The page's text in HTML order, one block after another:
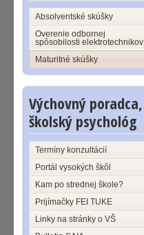
Absolventské skúšky
Overenie odbornej
spôsobilosti elektrotechnikov
Maturitné skúšky
Výchovný poradca,
školský psychológ
Termíny konzultácií
Portál vysokých škôl
Kam po strednej škole?
Prijímačky FEI TUKE
Linky na stránky o VŠ